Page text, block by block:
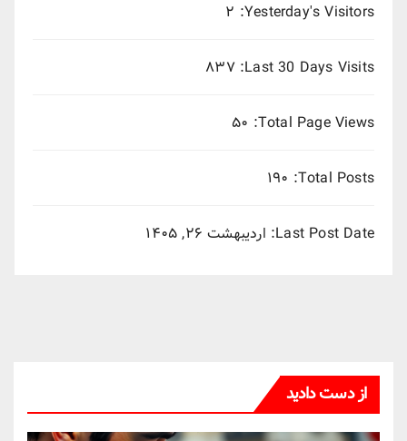
Yesterday's Visitors: ۲
Last 30 Days Visits: ۸۳۷
Total Page Views: ۵۰
Total Posts: ۱۹۰
Last Post Date: اردیبهشت ۲۶, ۱۴۰۵
از دست دادید